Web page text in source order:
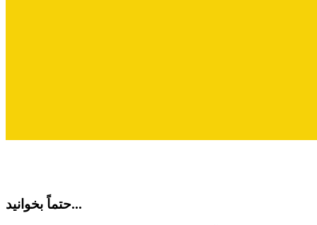
حتماً بخوانید...